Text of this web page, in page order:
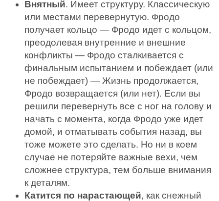
Внятный. Имеет структуру. Классическую
или местами перевернутую. Фродо
получает кольцо — Фродо идет с кольцом,
преодолевая внутренние и внешние
конфликты — Фродо сталкивается с
финальным испытанием и побеждает (или
не побеждает) — Жизнь продолжается,
Фродо возвращается (или нет). Если вы
решили перевернуть все с ног на голову и
начать с момента, когда Фродо уже идет
домой, и отматывать события назад, вы
тоже можете это сделать. Но ни в коем
случае не потеряйте важные вехи, чем
сложнее структура, тем больше внимания
к деталям.
Катится по нарастающей, как снежный